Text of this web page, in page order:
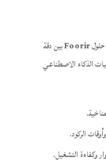
Foorirبين دقة
الذكاء الاصطناعي
الركود.
وكفاءة التشغيل.